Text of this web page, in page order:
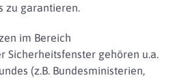
zu garantieren.
im Bereich
Sicherheitsfenster gehören u.a.
(z.B. Bundesministerien,